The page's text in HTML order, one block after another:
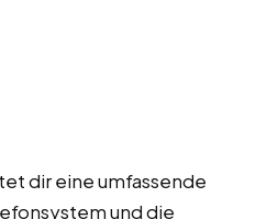
dir eine umfassende
und die